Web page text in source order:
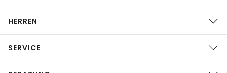
HERREN
SERVICE